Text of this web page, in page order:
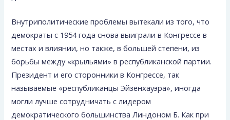
Внутриполитические проблемы вытекали из того, что
демократы с 1954 года снова выиграли в Конгрессе в
местах и влиянии, но также, в большей степени, из
борь­бы между «крыльями» в республиканской партии.
Пре­зидент и его сторонники в Конгрессе, так
называемые «республиканцы Эйзенхауэра», иногда
могли лучше со­трудничать с лидером
демократического большинства Линдоном Б. Как при